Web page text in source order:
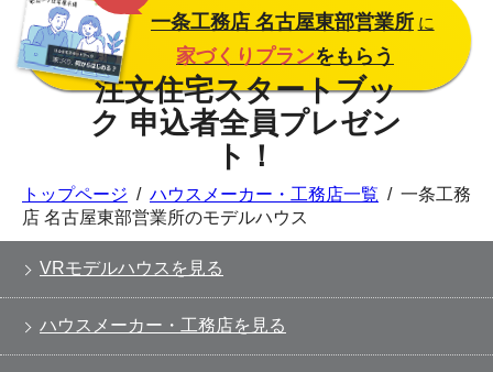
一条工務店 名古屋東部営業所 に
家づくりプランをもらう
トップページ / ハウスメーカー・工務店一覧 / 一条工務
店 名古屋東部営業所のモデルハウス
VRモデルハウスを見る
ハウスメーカー・工務店を見る